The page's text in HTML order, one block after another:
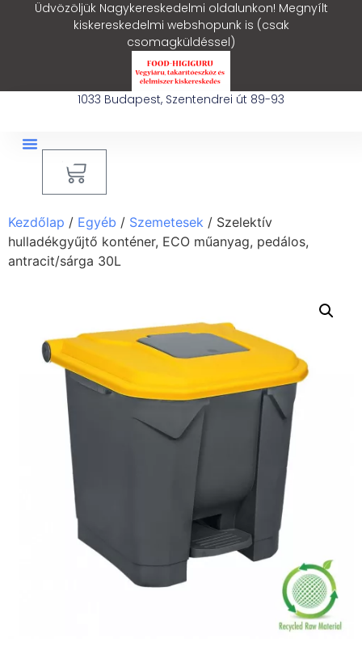
Üdvözöljük Nagykereskedelmi oldalunkon! Megnyílt
kiskereskedelmi webshopunk is (csak
csomagküldéssel)
1033 Budapest, Szentendrei út 89-93
Kezdőlap / Egyéb / Szemetesek / Szelektív
hulladékgyűjtő konténer, ECO műanyag, pedálos,
antracit/sárga 30L